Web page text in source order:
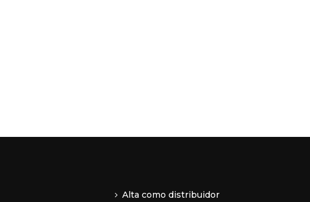
Alta como distribuidor